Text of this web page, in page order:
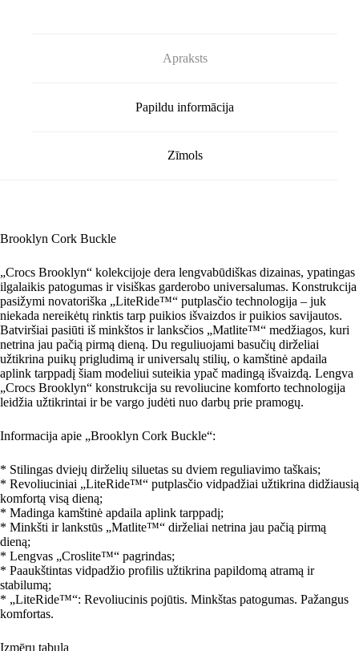
Apraksts
Papildu informācija
Zīmols
Brooklyn Cork Buckle
„Crocs Brooklyn“ kolekcijoje dera lengvabūdiškas dizainas, ypatingas
ilgalaikis patogumas ir visiškas garderobo universalumas. Konstrukcija
pasižymi novatoriška „LiteRide™“ putplasčio technologija – juk
niekada nereikėtų rinktis tarp puikios išvaizdos ir puikios savijautos.
Batviršiai pasiūti iš minkštos ir lanksčios „Matlite™“ medžiagos, kuri
netrina jau pačią pirmą dieną. Du reguliuojami basučių dirželiai
užtikrina puikų prigludimą ir universalų stilių, o kamštinė apdaila
aplink tarppadį šiam modeliui suteikia ypač madingą išvaizdą. Lengva
„Crocs Brooklyn“ konstrukcija su revoliucine komforto technologija
leidžia užtikrintai ir be vargo judėti nuo darbų prie pramogų.
Informacija apie „Brooklyn Cork Buckle“:
* Stilingas dviejų dirželių siluetas su dviem reguliavimo taškais;
* Revoliuciniai „LiteRide™“ putplasčio vidpadžiai užtikrina didžiausią
komfortą visą dieną;
* Madinga kamštinė apdaila aplink tarppadį;
* Minkšti ir lankstūs „Matlite™“ dirželiai netrina jau pačią pirmą
dieną;
* Lengvas „Croslite™“ pagrindas;
* Paaukštintas vidpadžio profilis užtikrina papildomą atramą ir
stabilumą;
* „LiteRide™“: Revoliucinis pojūtis. Minkštas patogumas. Pažangus
komfortas.
Izmēru tabula